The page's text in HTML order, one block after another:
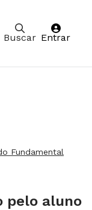
Buscar Entrar
Fundamental
pelo aluno